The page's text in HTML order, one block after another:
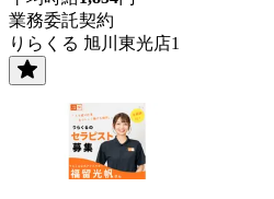
業務委託契約
りらくる 旭川東光店1